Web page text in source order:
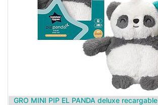
GRO MINI PIP EL PANDA deluxe recargable